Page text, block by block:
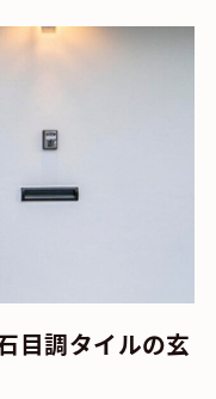
目調タイルの玄